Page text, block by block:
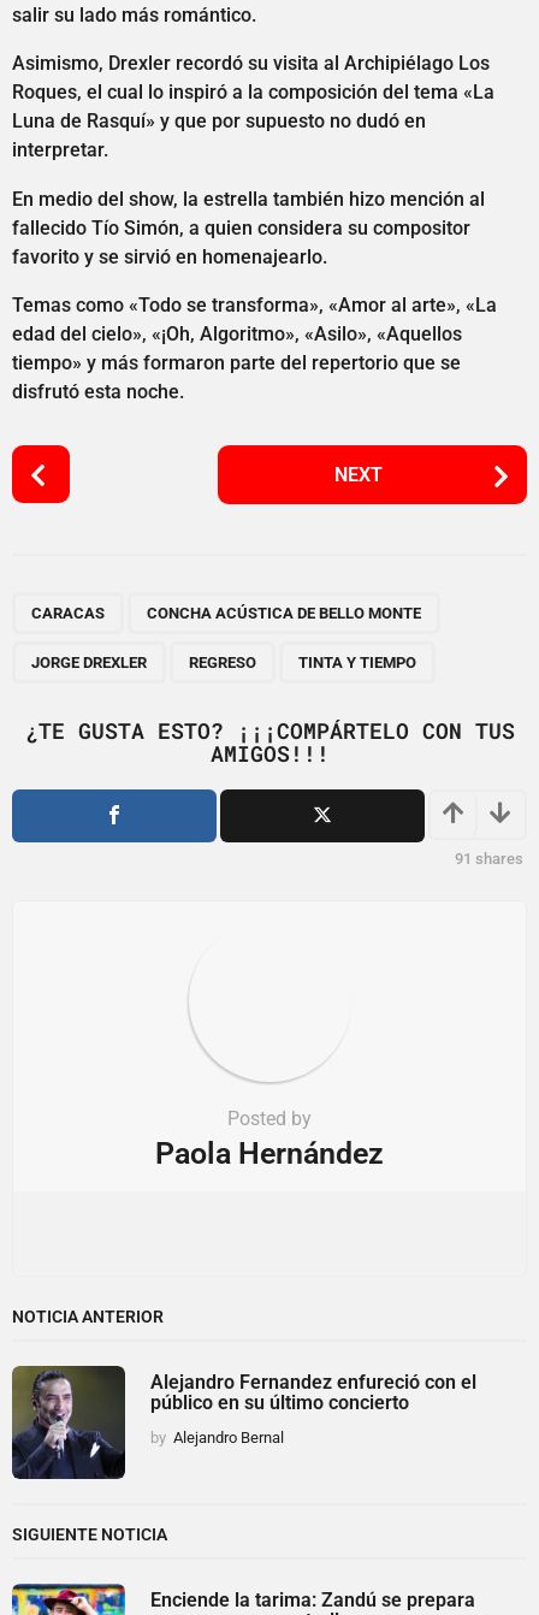
salir su lado más romántico.
Asimismo, Drexler recordó su visita al Archipiélago Los
Roques, el cual lo inspiró a la composición del tema «La
Luna de Rasquí» y que por supuesto no dudó en
interpretar.
En medio del show, la estrella también hizo mención al
fallecido Tío Simón, a quien considera su compositor
favorito y se sirvió en homenajearlo.
Temas como «Todo se transforma», «Amor al arte», «La
edad del cielo», «¡Oh, Algoritmo», «Asilo», «Aquellos
tiempo» y más formaron parte del repertorio que se
disfrutó esta noche.
P
o
i
o
NEXT
CARACAS CONCHA ACÚSTICA DE BELLO MONTE
JORGE DREXLER REGRESO TINTA Y TIEMPO
¿TE GUSTA ESTO? ¡¡¡COMPÁRTELO CON TUS
AMIGOS!!!
91 shares
Posted by
Paola Hernández
NOTICIA ANTERIOR
Alejandro Fernandez enfureció con el
público en su último concierto
by Alejandro Bernal
SIGUIENTE NOTICIA
Enciende la tarima: Zandú se prepara